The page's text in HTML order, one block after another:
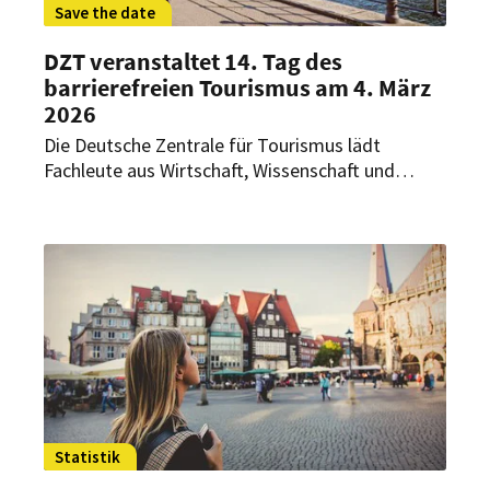
Save the date
DZT veranstaltet 14. Tag des
barrierefreien Tourismus am 4. März
2026
Die Deutsche Zentrale für Tourismus lädt
Fachleute aus Wirtschaft, Wissenschaft und
praxisnahe Beispiele und technologische
Lösungen für barrierefreie Urlaubserlebnisse.
Statistik